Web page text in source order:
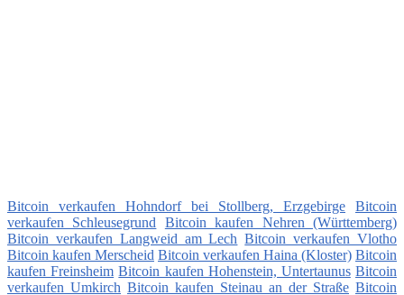
Bitcoin verkaufen Hohndorf bei Stollberg, Erzgebirge
Bitcoin
verkaufen Schleusegrund
Bitcoin kaufen Nehren (Württemberg)
Bitcoin verkaufen Langweid am Lech Bitcoin verkaufen Vlotho
Bitcoin kaufen Merscheid Bitcoin verkaufen Haina (Kloster) Bitcoin
kaufen Freinsheim Bitcoin kaufen Hohenstein, Untertaunus Bitcoin
verkaufen Umkirch Bitcoin kaufen Steinau an der Straße Bitcoin